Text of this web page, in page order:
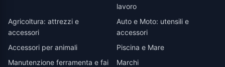
lavoro
Agricoltura: attrezzi e
accessori
Auto e Moto: utensili e
accessori
Accessori per animali
Piscina e Mare
Manutenzione ferramenta e fai
Marchi